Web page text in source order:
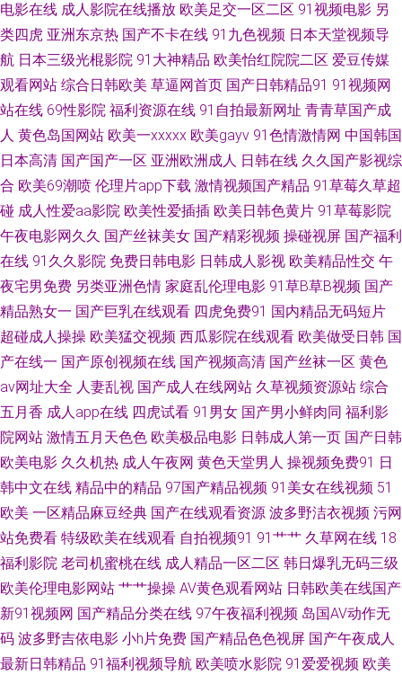
色a 五月婷婷深爱五月 色九九国产 伊人在线9 亚洲色图国产精品 午夜福利合
集一区观看 五月丁香国产一区二区 婷婷精品免费久久 性生活剧场 无码高清
韩日不卡一区 在线草a 伊人美女大香蕉 先锋无码中文 日韩一二三AV 欧美自
慰一区 无码精品天堂福利区 四虎精品久久精品 人人色vvv 丝袜足交网 91黄
色视屏 91干逼精品 91TV下载 亚洲先锋电影 人妖射精江编 91人妻碰碰碰 黄
色三级免费 青青草国产精品 少妇肏屄视频 四虎成人欧美日韩 91A成人色网
在线不卡的AV初 影音先锋AV国产 成人精品 人妻久久精品 婷婷五月天自拍
91网站入口桃色 wwwc男人天堂 丁香五月天社区 免费AV福利 影音先锋中文
字幕18 91午夜福利影视 久草福利2 亚洲成AV人国产电影 91在线视频网站免
费观看 国精99在线视频 四虎精品久久精品 中文字幕43页 91麻豆精品传媒国
91茄子有限公司 吃瓜黑料在线麻烦 人妻人人操 91白丝在线看 东京热导航 豆
花社区网址 俺去也电影伦理网站 91高跟丝袜福利导航 黄色网入口站未满18
91社区网站 97日韩婷婷成人网 av成人导航影院 丁香美女社区 色五月婷婷亚
洲天堂 午夜VT影院 影音先峰AV最新资源 91欧美另类一区 91小视频 91社在
电影在线 成人影院在线播放 欧美足交一区二区 91视频电影 另
类四虎 亚洲东京热 国产不卡在线 91九色视频 日本天堂视频导
航 日本三级光棍影院 91大神精品 欧美怡红院院二区 爱豆传媒
观看网站 综合日韩欧美 草逼网首页 国产日韩精品91 91视频网
站在线 69性影院 福利资源在线 91自拍最新网址 青青草国产成
人 黄色岛国网站 欧美一xxxxx 欧美gayv 91色情激情网 中国韩国
日本高清 国产国产一区 亚洲欧洲成人 日韩在线 久久国产影视综
合 欧美69潮喷 伦理片app下载 激情视频国产精品 91草莓久草超
碰 成人性爱aa影院 欧美性爱插插 欧美日韩色黄片 91草莓影院
午夜电影网久久 国产丝袜美女 国产精彩视频 操碰视屏 国产福利
在线 91久久影院 免费日韩电影 日韩成人影视 欧美精品性交 午
夜宅男免费 另类亚洲色情 家庭乱伦理电影 91草B草B视频 国产
精品熟女一 国产巨乳在线观看 四虎免费91 国内精品无码短片
超碰成人操操 欧美猛交视频 西瓜影院在线观看 欧美做受日韩 国
产在线一 国产原创视频在线 国产视频高清 国产丝袜一区 黄色
av网址大全 人妻乱视 国产成人在线网站 久草视频资源站 综合
五月香 成人app在线 四虎试看 91男女 国产男小鲜肉同 福利影
院网站 激情五月天色色 欧美极品电影 日韩成人第一页 国产日韩
欧美电影 久久机热 成人午夜网 黄色天堂男人 操视频免费91 日
韩中文在线 精品中的精品 97国产精品视频 91美女在线视频 51
欧美 一区精品麻豆经典 国产在线观看资源 波多野洁衣视频 污网
站免费看 特级欧美在线观看 自拍视频91 91艹艹 久草网在线 18
福利影院 老司机蜜桃在线 成人精品一区二区 韩日爆乳无码三级
欧美伦理电影网站 艹艹操操 AV黄色观看网站 日韩欧美在线国产
新91视频网 国产精品分类在线 97午夜福利视频 岛国AV动作无
码 波多野吉依电影 小h片免费 国产精品色色视屏 国产午夜成人
最新日韩精品 91福利视频导航 欧美喷水影院 91爱爱视频 欧美